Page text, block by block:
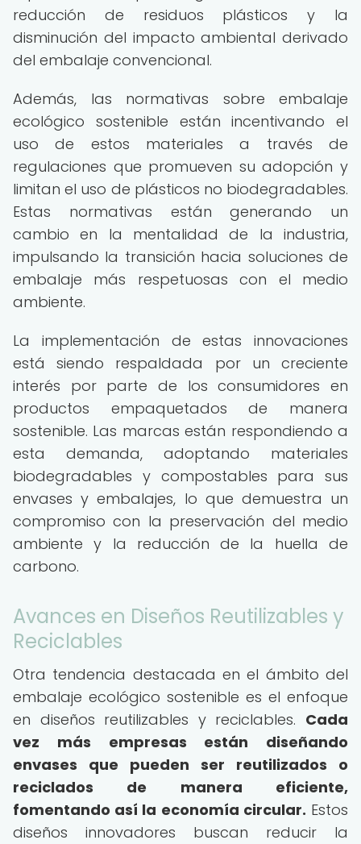
reducción de residuos plásticos y la
disminución del impacto ambiental derivado
del embalaje convencional.
Además, las normativas sobre embalaje
ecológico sostenible están incentivando el
uso de estos materiales a través de
regulaciones que promueven su adopción y
limitan el uso de plásticos no biodegradables.
Estas normativas están generando un
cambio en la mentalidad de la industria,
impulsando la transición hacia soluciones de
embalaje más respetuosas con el medio
ambiente.
La implementación de estas innovaciones
está siendo respaldada por un creciente
interés por parte de los consumidores en
productos empaquetados de manera
sostenible. Las marcas están respondiendo a
esta demanda, adoptando materiales
biodegradables y compostables para sus
envases y embalajes, lo que demuestra un
compromiso con la preservación del medio
ambiente y la reducción de la huella de
carbono.
Avances en Diseños Reutilizables y
Reciclables
Otra tendencia destacada en el ámbito del
embalaje ecológico sostenible es el enfoque
en diseños reutilizables y reciclables. Cada
vez más empresas están diseñando
envases que pueden ser reutilizados o
reciclados de manera eficiente,
fomentando así la economía circular. Estos
diseños innovadores buscan reducir la